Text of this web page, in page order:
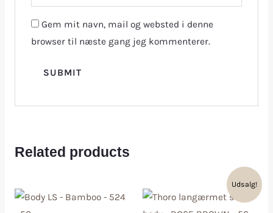
Gem mit navn, mail og websted i denne
browser til næste gang jeg kommenterer.
Related products
Udsalg!